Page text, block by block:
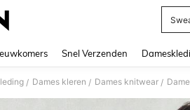
Snel Verzenden
/ Dames kleren / Dames knitwear /